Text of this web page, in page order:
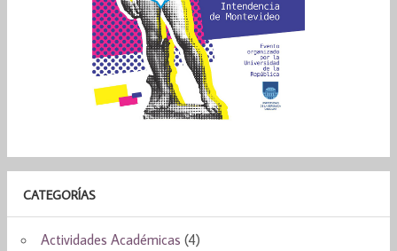
CATEGORÍAS
Actividades Académicas (4)